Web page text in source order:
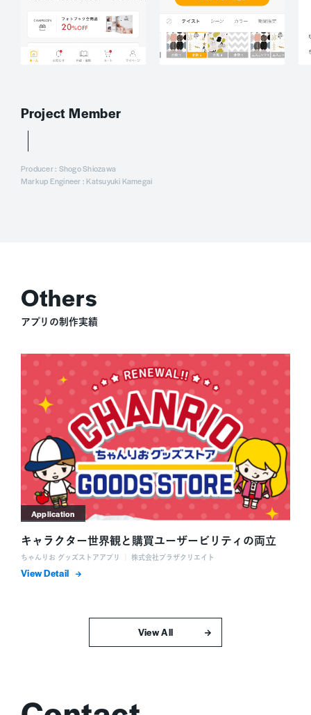
Project Member
Producer : Shogo Shiozawa
Markup Engineer : Katsuyuki Kamegai
アプリの制作実績
Application
キャラクター世界観と購買ユーザービリティの両立
ちゃんりお グッズストアアプリ ｜ 株式会社プラザクリエイト
詳細を表示
すべて表示